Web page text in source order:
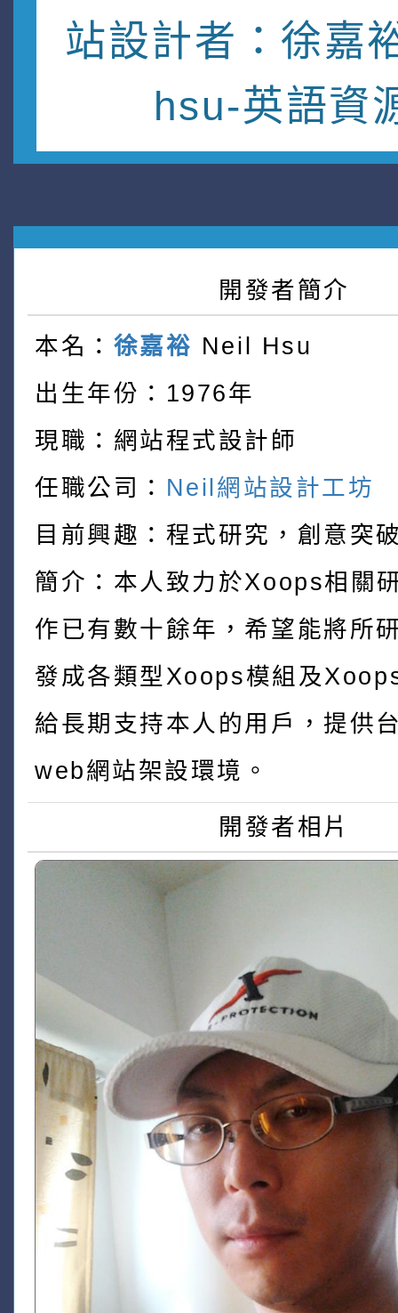
站設計者：徐嘉
hsu-英語資
開發者簡介
本名： 徐嘉裕 Neil Hsu
出生年份：1976年
現職：網站程式設計師
任職公司： Neil網站設計工坊
目前興趣：程式研究，創意突
簡介：本人致力於Xoops相關
作已有數十餘年，希望能將所
發成各類型Xoops模組及
給長期支持本人的用戶，提供
web網站架設環境。
開發者相片